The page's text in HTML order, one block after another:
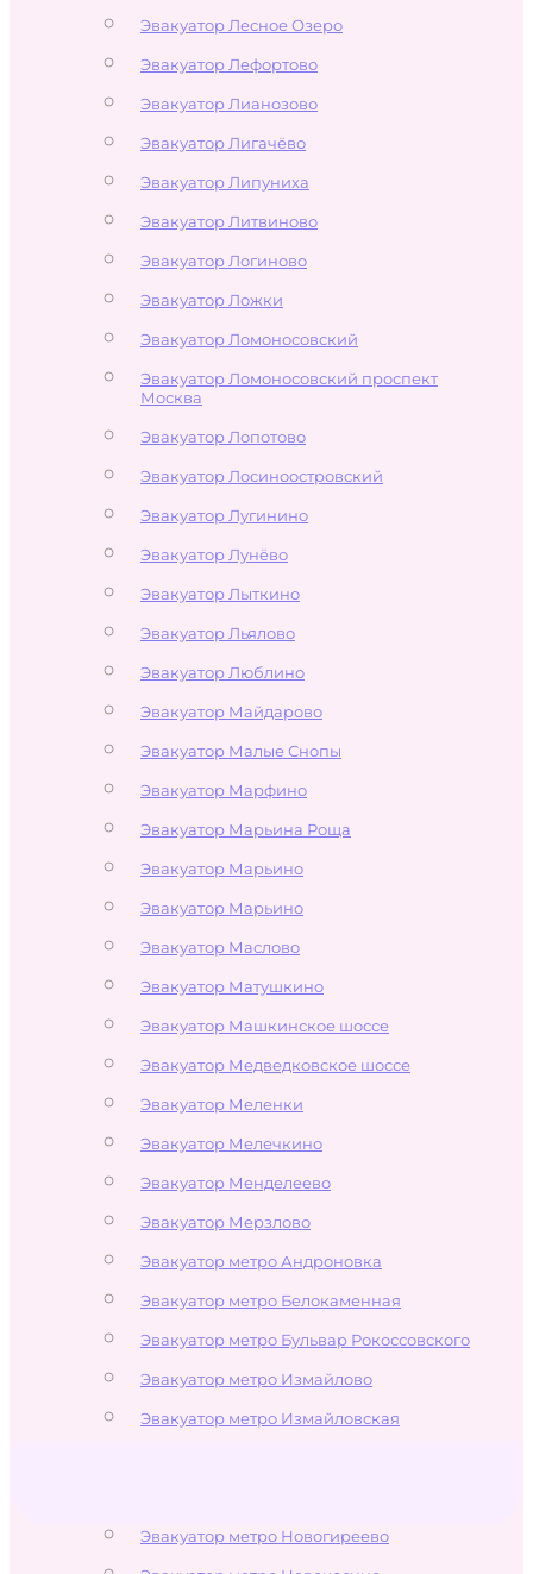
Эвакуатор Лесное Озеро
Эвакуатор Лефортово
Эвакуатор Лианозово
Эвакуатор Лигачёво
Эвакуатор Липуниха
Эвакуатор Литвиново
Эвакуатор Логиново
Эвакуатор Ложки
Эвакуатор Ломоносовский
Эвакуатор Ломоносовский проспект
Москва
Эвакуатор Лопотово
Эвакуатор Лосиноостровский
Эвакуатор Лугинино
Эвакуатор Лунёво
Эвакуатор Лыткино
Эвакуатор Льялово
Эвакуатор Люблино
Эвакуатор Майдарово
Эвакуатор Малые Снопы
Эвакуатор Марфино
Эвакуатор Марьина Роща
Эвакуатор Марьино
Эвакуатор Марьино
Эвакуатор Маслово
Эвакуатор Матушкино
Эвакуатор Машкинское шоссе
Эвакуатор Медведковское шоссе
Эвакуатор Меленки
Эвакуатор Мелечкино
Эвакуатор Менделеево
Эвакуатор Мерзлово
Эвакуатор метро Андроновка
Эвакуатор метро Белокаменная
Эвакуатор метро Бульвар Рокоссовского
Эвакуатор метро Измайлово
Эвакуатор метро Измайловская
Эвакуатор метро Новогиреево